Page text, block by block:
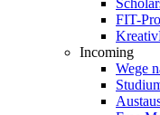
FIT-
Incoming
Wege